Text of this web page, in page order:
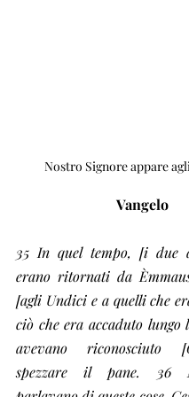
Nostro Signore appare
Vangelo
35 In quel tempo, [i due
erano ritornati da
[agli Undici e a quelli che
ciò che era accaduto lungo
avevano riconosciuto
spezzare il pane. 36